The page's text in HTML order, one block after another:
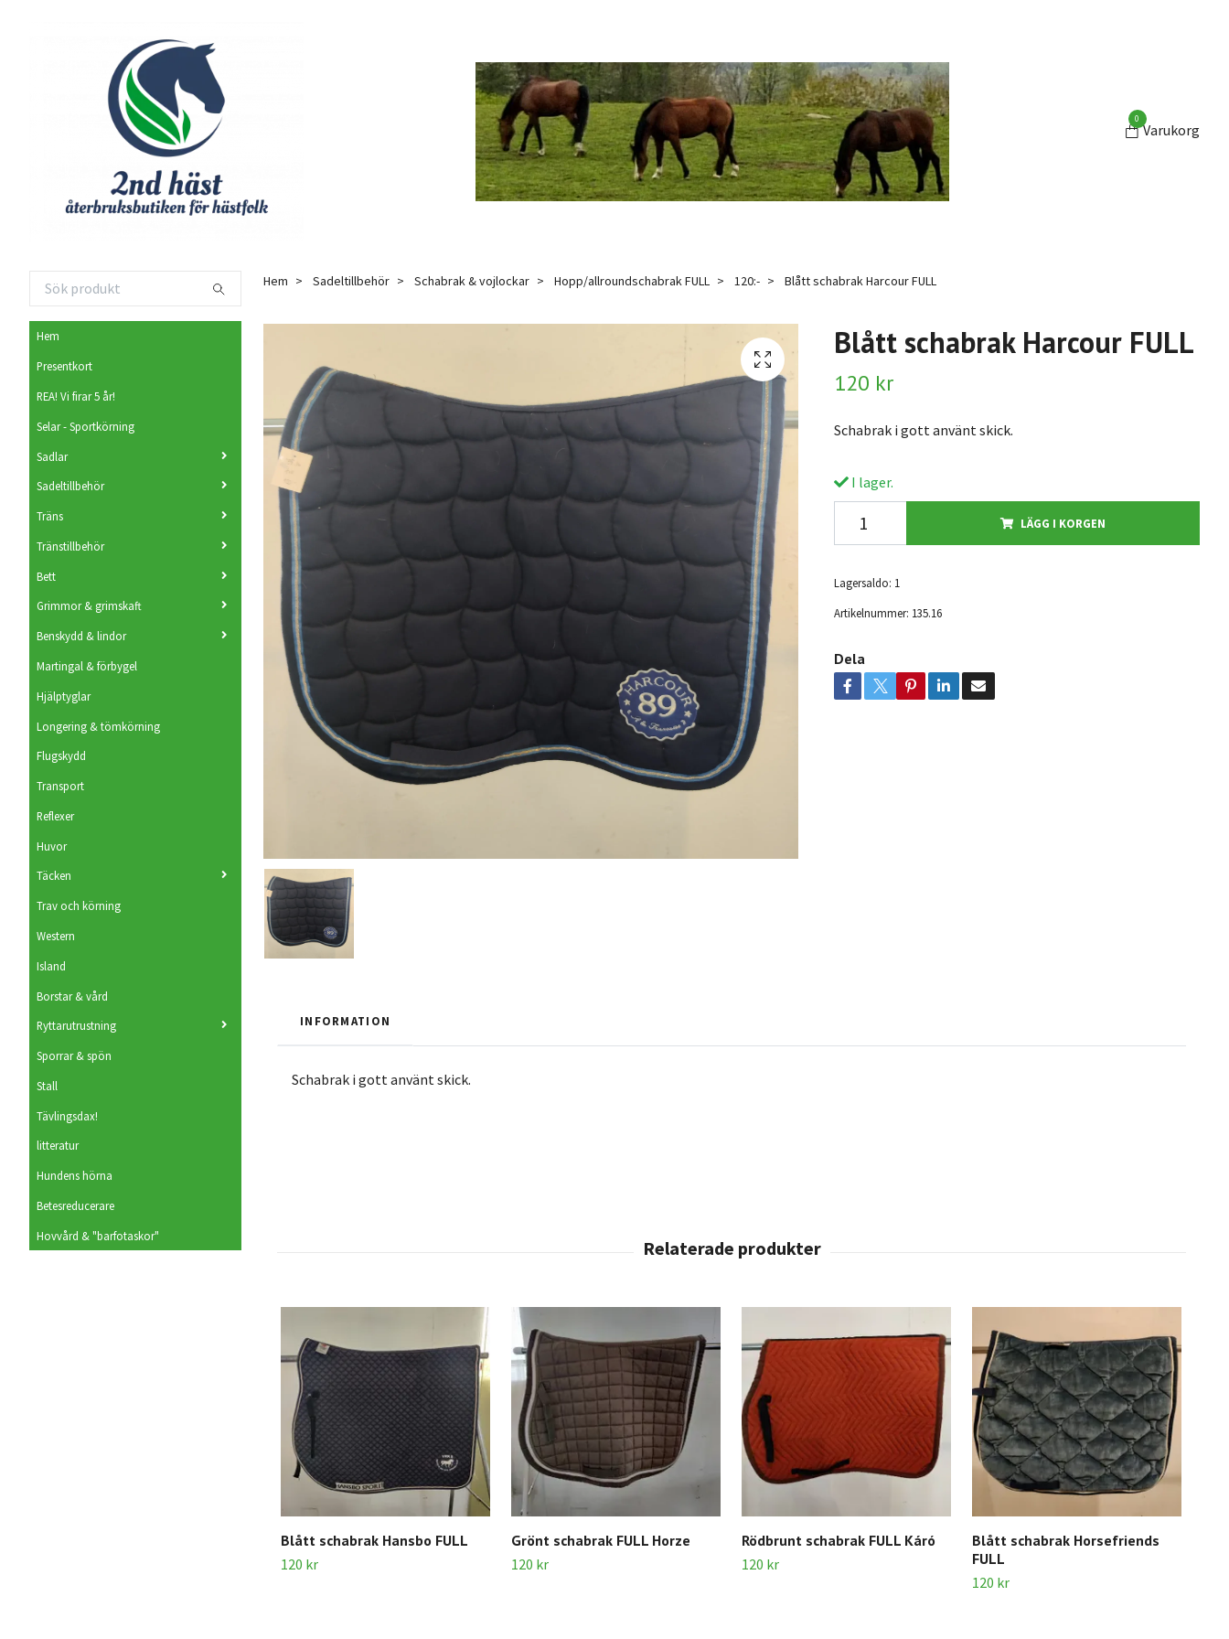
0
Varukorg
Hem
Presentkort
REA! Vi firar 5 år!
Selar - Sportkörning
Sadlar
Sadeltillbehör
Träns
Tränstillbehör
Bett
Grimmor & grimskaft
Benskydd & lindor
Martingal & förbygel
Hjälptyglar
Longering & tömkörning
Flugskydd
Transport
Reflexer
Huvor
Täcken
Trav och körning
Western
Island
Borstar & vård
Ryttarutrustning
Sporrar & spön
Stall
Tävlingsdax!
litteratur
Hundens hörna
Betesreducerare
Hovvård & "barfotaskor"
Hem Sadeltillbehör Schabrak & vojlockar Hopp/allroundschabrak FULL 120:- Blått schabrak Harcour FULL
Blått schabrak Harcour FULL
120 kr
Schabrak i gott använt skick.
I lager.
LÄGG I KORGEN
Lagersaldo: 1
Artikelnummer: 135.16
Dela
INFORMATION
Schabrak i gott använt skick.
Blått schabrak Hansbo FULL
120 kr
Grönt schabrak FULL Horze
120 kr
Rödbrunt schabrak FULL Káró
120 kr
Blått schabrak Horsefriends
FULL
120 kr